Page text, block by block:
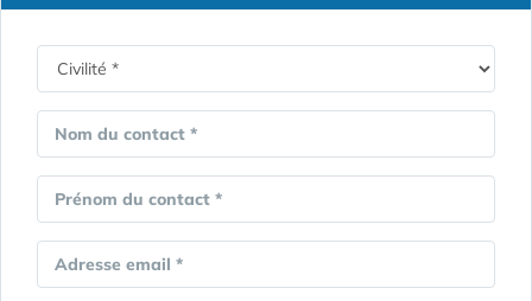
Nom du contact *
Prénom du contact *
Adresse email *